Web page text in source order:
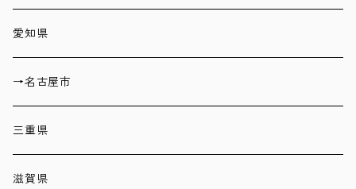
愛知県
→名古屋市
三重県
滋賀県